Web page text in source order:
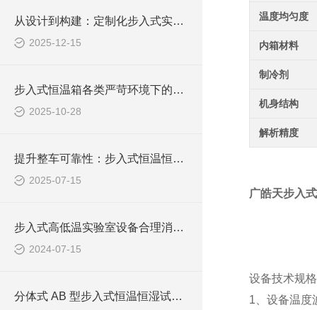
从设计到构建：定制化步入式实验室的实现路径
2025-12-15
步入式恒温箱各类严苛环境下的材料性能验证提供了平台
2025-10-28
提升整车可靠性：步入式恒温恒湿试验室试验技术探讨
2025-07-15
步入式高低温实验室设备合理消声的实用指南
2024-07-15
分体式 AB 型步入式恒温恒湿试验室整装打包发车，分区独立测试设备稳定交付
温度均匀度
内箱材料
制冷剂
机身结构
解析精度
广皓天步入
设备技术规格
1、设备温